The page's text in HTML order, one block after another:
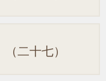
二十七）